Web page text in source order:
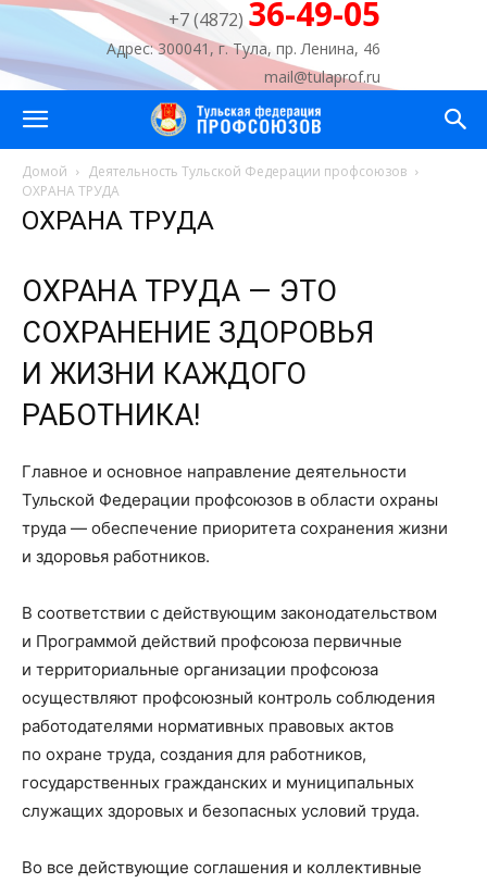
+7 (4872) 36-49-05
Адрес: 300041, г. Тула, пр. Ленина, 46
mail@tulaprof.ru
Домой
Деятельность Тульской Федерации профсоюзов
ОХРАНА ТРУДА
ОХРАНА ТРУДА
ОХРАНА ТРУДА — ЭТО
СОХРАНЕНИЕ ЗДОРОВЬЯ
И ЖИЗНИ КАЖДОГО
РАБОТНИКА!
Главное и основное направление деятельности
Тульской Федерации профсоюзов в области охраны
труда — обеспечение приоритета сохранения жизни
и здоровья работников.
В соответствии с действующим законодательством
и Программой действий профсоюза первичные
и территориальные организации профсоюза
осуществляют профсоюзный контроль соблюдения
работодателями нормативных правовых актов
по охране труда, создания для работников,
государственных гражданских и муниципальных
служащих здоровых и безопасных условий труда.
Во все действующие соглашения и коллективные